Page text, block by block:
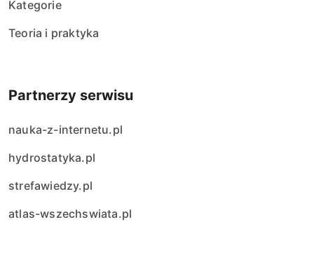
Kategorie
Teoria i praktyka
Partnerzy serwisu
nauka-z-internetu.pl
hydrostatyka.pl
strefawiedzy.pl
atlas-wszechswiata.pl